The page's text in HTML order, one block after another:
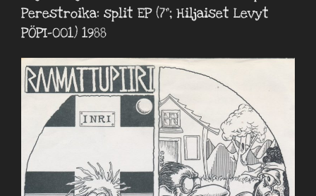
Perestroika: split EP (7”; Hiljaiset Levyt
PÖPI-001) 1988